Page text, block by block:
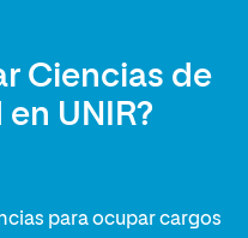
Ciencias de
UNIR?
para ocupar cargos